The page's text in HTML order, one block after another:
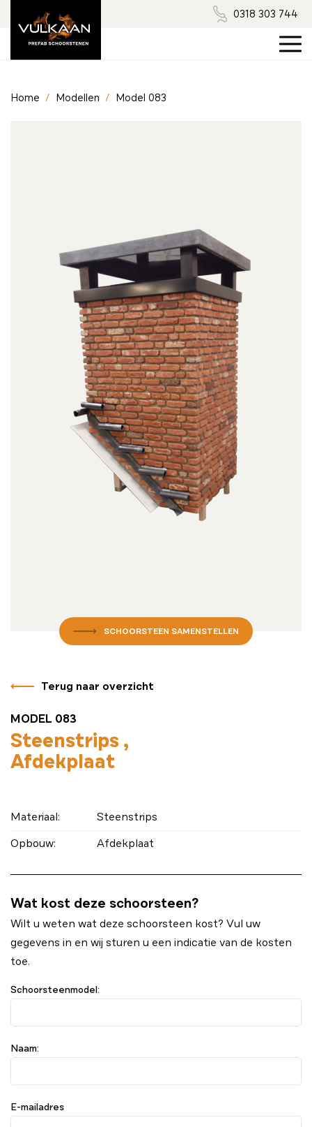
0318 303 744
Home / Modellen / Model 083
SCHOORSTEEN SAMENSTELLEN
Terug naar overzicht
MODEL 083
Steenstrips
Afdekplaat
Materiaal:
Steenstrips
Opbouw:
Afdekplaat
Wat kost deze schoorsteen?
Wilt u weten wat deze schoorsteen kost? Vul uw
gegevens in en wij sturen u een indicatie van de kosten
toe.
Schoorsteenmodel:
Naam:
E-mailadres